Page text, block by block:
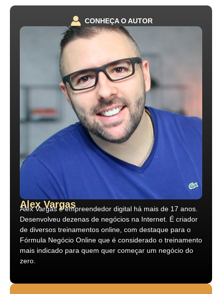
CONHEÇA O AUTOR
Alex Vargas
Alex Vargas é empreendedor digital há mais de 17 anos.
Desenvolveu dezenas de negócios na Internet. É criador
de diversos treinamentos online, com destaque para o
Fórmula Negócio Online que é considerado o treinamento
mais indicado para quem quer começar um negócio do
zero.